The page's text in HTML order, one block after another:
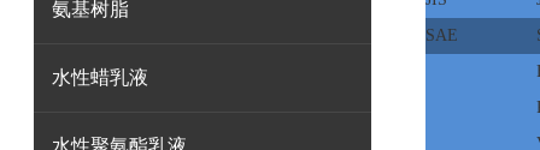
氨基树脂
水性蜡乳液
水性聚氨酯乳液
SAE